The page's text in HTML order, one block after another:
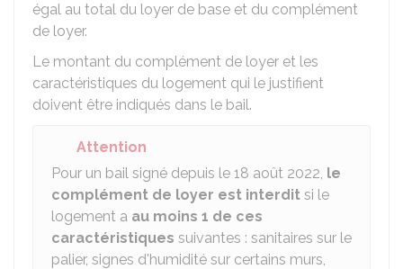
égal au total du loyer de base et du complément
de loyer.
Le montant du complément de loyer et les
caractéristiques du logement qui le justifient
doivent être indiqués dans le bail.
Attention
Pour un bail signé depuis le 18 août 2022, le
complément de loyer est interdit si le
logement a au moins 1 de ces
caractéristiques suivantes : sanitaires sur le
palier, signes d'humidité sur certains murs,